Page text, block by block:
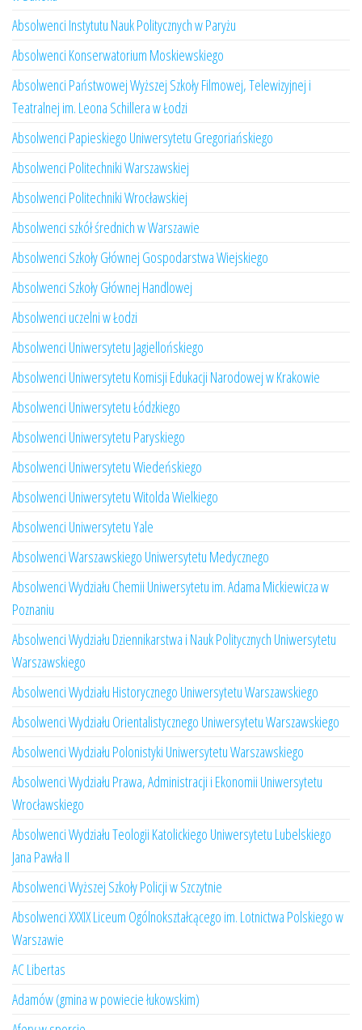
Absolwenci Instytutu Nauk Politycznych w Paryżu
Absolwenci Konserwatorium Moskiewskiego
Absolwenci Państwowej Wyższej Szkoły Filmowej, Telewizyjnej i
Teatralnej im. Leona Schillera w Łodzi
Absolwenci Papieskiego Uniwersytetu Gregoriańskiego
Absolwenci Politechniki Warszawskiej
Absolwenci Politechniki Wrocławskiej
Absolwenci szkół średnich w Warszawie
Absolwenci Szkoły Głównej Gospodarstwa Wiejskiego
Absolwenci Szkoły Głównej Handlowej
Absolwenci uczelni w Łodzi
Absolwenci Uniwersytetu Jagiellońskiego
Absolwenci Uniwersytetu Komisji Edukacji Narodowej w Krakowie
Absolwenci Uniwersytetu Łódzkiego
Absolwenci Uniwersytetu Paryskiego
Absolwenci Uniwersytetu Wiedeńskiego
Absolwenci Uniwersytetu Witolda Wielkiego
Absolwenci Uniwersytetu Yale
Absolwenci Warszawskiego Uniwersytetu Medycznego
Absolwenci Wydziału Chemii Uniwersytetu im. Adama Mickiewicza w
Poznaniu
Absolwenci Wydziału Dziennikarstwa i Nauk Politycznych Uniwersytetu
Warszawskiego
Absolwenci Wydziału Historycznego Uniwersytetu Warszawskiego
Absolwenci Wydziału Orientalistycznego Uniwersytetu Warszawskiego
Absolwenci Wydziału Polonistyki Uniwersytetu Warszawskiego
Absolwenci Wydziału Prawa, Administracji i Ekonomii Uniwersytetu
Wrocławskiego
Absolwenci Wydziału Teologii Katolickiego Uniwersytetu Lubelskiego
Jana Pawła II
Absolwenci Wyższej Szkoły Policji w Szczytnie
Absolwenci XXXIX Liceum Ogólnokształcącego im. Lotnictwa Polskiego w
Warszawie
AC Libertas
Adamów (gmina w powiecie łukowskim)